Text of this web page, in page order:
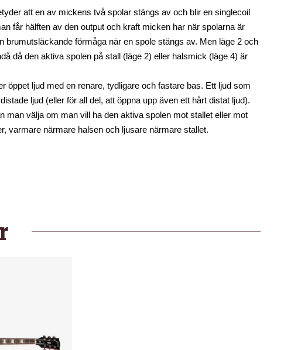
att en av mickens två spolar stängs av och blir en singlecoil
får hälften av den output och kraft micken har när spolarna är
brumutsläckande förmåga när en spole stängs av. Men läge 2 och
då den aktiva spolen på stall (läge 2) eller halsmick (läge 4) är
öppet ljud med en renare, tydligare och fastare bas. Ett ljud som
ljud (eller för all del, att öppna upp även ett hårt distat ljud).
man välja om man vill ha den aktiva spolen mot stallet eller mot
varmare närmare halsen och ljusare närmare stallet.